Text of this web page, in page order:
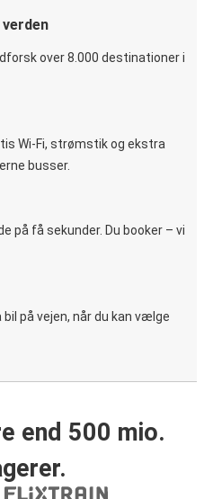
over 8.000 destinationer i
Wi-Fi, strømstik og ekstra
busser.
på få sekunder. Du booker – vi
på vejen, når du kan vælge
end 500 mio.